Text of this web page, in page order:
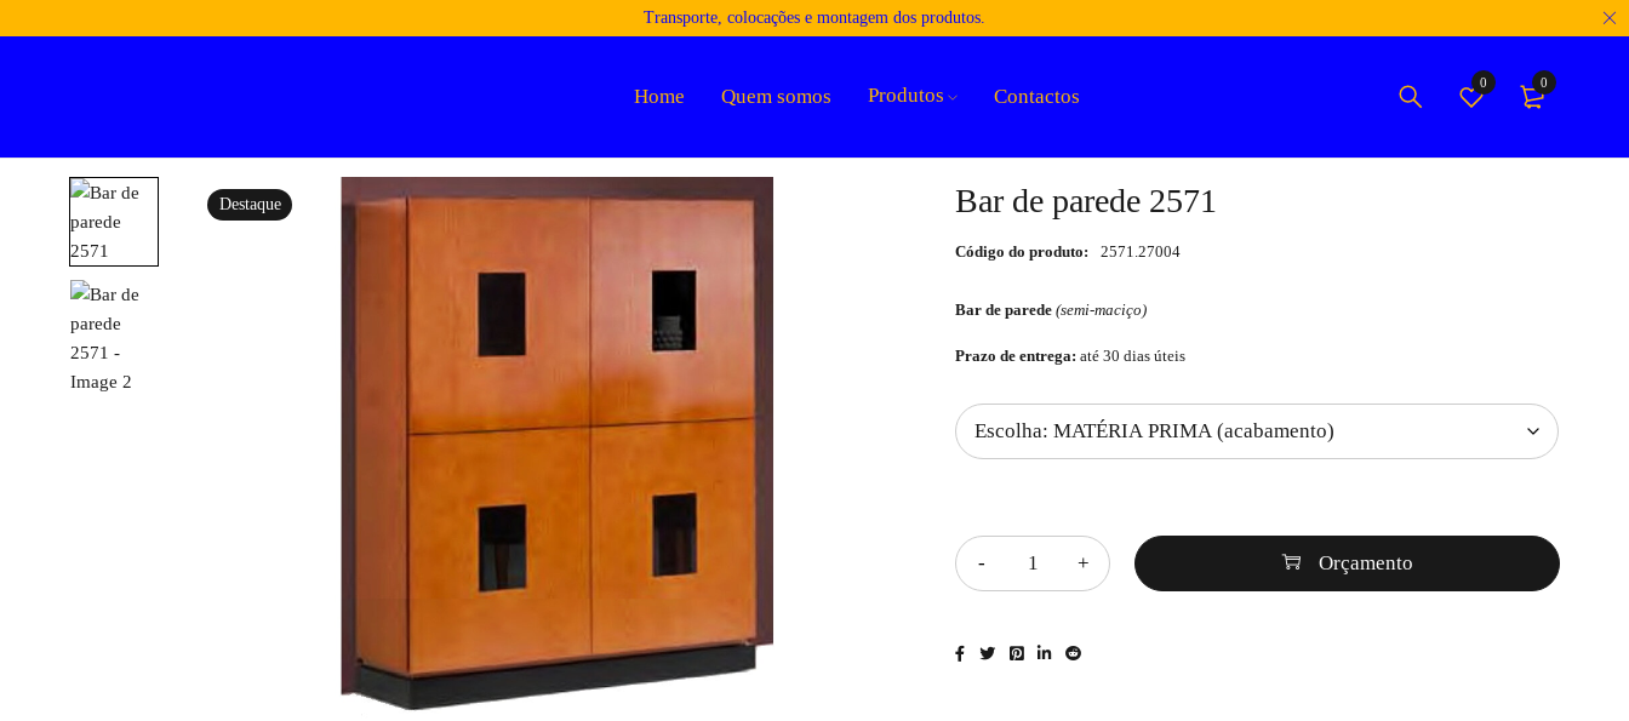
Transporte, colocações e montagem dos produtos.
Home Quem somos Produtos Contactos
0 0
Destaque Bar de parede 2571
Código do produto: 2571.27004
Bar de parede (semi-maciço)
Prazo de entrega: até 30 dias úteis
Orçamento